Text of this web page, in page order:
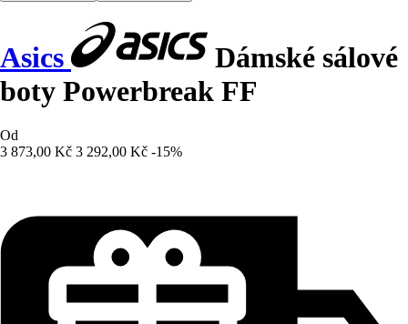
Asics
Dámské sálové
boty Powerbreak FF
Od
3 873,00 Kč 3 292,00 Kč -15%